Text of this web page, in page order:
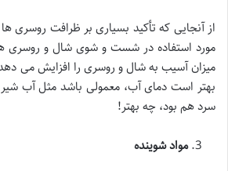
از آنجایی که تأکید بسیاری بر ظرافت روسری
مورد استفاده در شست و شوی شال و روسری
میزان آسیب به شال و روسری را افزایش می
بهتر است دمای آب، معمولی باشد مثل آب
سرد هم بود، چه بهتر!
مواد شوینده